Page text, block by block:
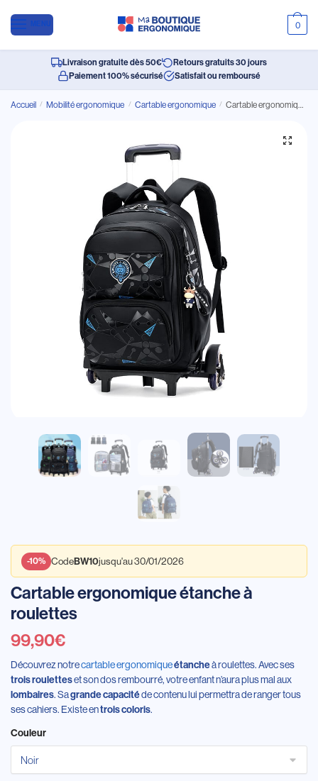
MENU 0
Livraison gratuite dès 50€
Retours gratuits 30 jours
Paiement 100% sécurisé
Satisfait ou remboursé
Accueil / Mobilité ergonomique / Cartable ergonomique / Cartable ergonomique étanche à roulettes
-10% CodeBW10jusqu'au 30/01/2026
Cartable ergonomique étanche à
roulettes
99,90€
Découvrez notrecartable ergonomiqueétancheà roulettes. Avec ses
trois rouletteset son dos rembourré, votre enfant n’aura plus mal aux
lombaires. Sagrande capacitéde contenu lui permettra de ranger tous
ses cahiers. Existe entrois coloris.
Couleur